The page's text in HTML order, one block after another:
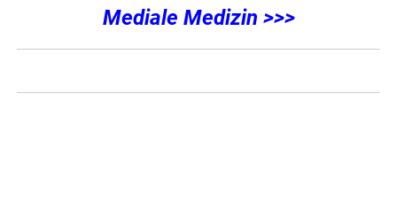
Mediale Medizin >>>